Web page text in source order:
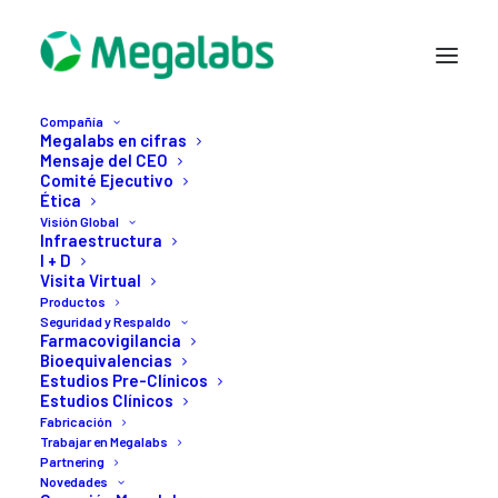
Compañía
Megalabs en cifras
Mensaje del CEO
Comité Ejecutivo
Ética
Visión Global
Infraestructura
I + D
Visita Virtual
Productos
Seguridad y Respaldo
Farmacovigilancia
Bioequivalencias
Estudios Pre-Clínicos
Estudios Clínicos
Fabricación
Trabajar en Megalabs
Partnering
Novedades
Compañía
Visión Global
Productos
Seguridad y Respaldo
Fabricación
Trabajar en Megalabs
Partnering
Novedades